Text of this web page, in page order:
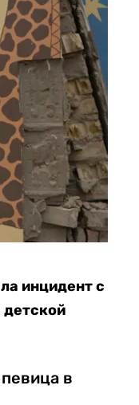
инцидент с
детской
в